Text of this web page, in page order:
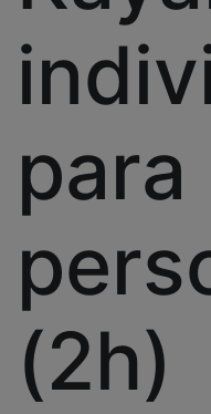
para
(2h)